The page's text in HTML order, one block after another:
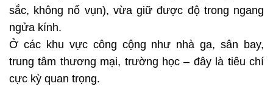
sắc, không nổ vụn), vừa giữ được độ trong ngang
ngửa kính.
Ở các khu vực công cộng như nhà ga, sân bay,
trung tâm thương mại, trường học – đây là tiêu chí
cực kỳ quan trọng.